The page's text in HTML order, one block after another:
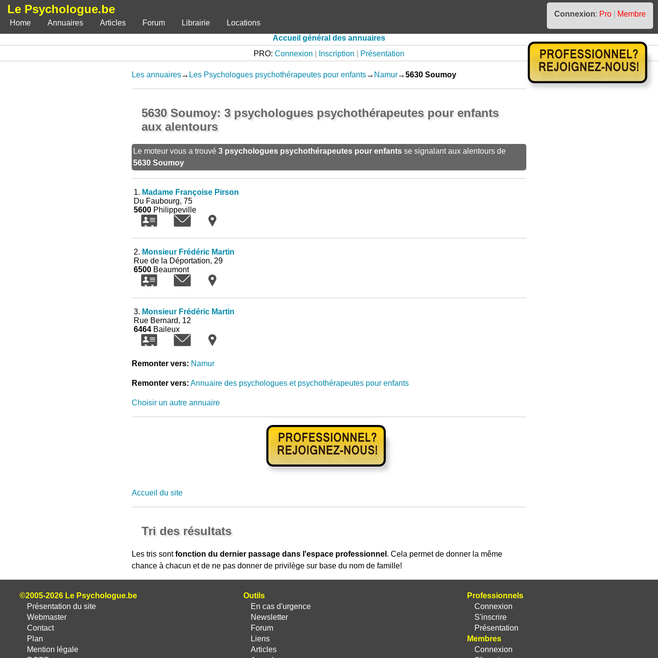
Le Psychologue.be Connexion: Pro
Membre
Home
Annuaires Articles Forum Librairie
Locations
Accueil général des annuaires
PRO: Connexion Inscription Présentation
Les annuaires→ Les Psychologues psychothérapeutes pour enfants→ Namur→5630 Soumoy
5630 Soumoy: 3 psychologues psychothérapeutes pour enfants
aux alentours
Le moteur vous a trouvé 3 psychologues psychothérapeutes pour enfantsse signalant aux alentours de
5630 Soumoy
1. Madame Françoise Pirson
Du Faubourg, 75
5600Philippeville
2. Monsieur Frédéric Martin
Rue de la Déportation, 29
6500Beaumont
3. Monsieur Frédéric Martin
Rue Bernard, 12
6464Baileux
Remonter vers: Namur
Remonter vers: Annuaire des psychologues et psychothérapeutes pour enfants
Choisir un autre annuaire
Accueil du site
Tri des résultats
Les tris sontfonction du dernier passage dans l'espace professionnel . Cela permet de donner la même
chance à chacun et de ne pas donner de privilège sur base du nom de famille!
©2005-2026 Le Psychologue.be
Présentation du site
Webmaster
Contact
Plan
Mention légale
Professionnels
Connexion
S'inscrire
Présentation
Membres
Connexion
Outils
En cas d'urgence
Newsletter
Forum
Liens
Articles